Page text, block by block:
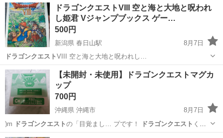
ドラゴンクエストVIII 空と海と大地と呪われ
し姫君 Vジャンプブックス ゲー…
500円
新潟県 春日山駅
8月7日
ドラゴンクエストVIII 空と海と大地と呪われし…
新潟 上越市 春日山駅 本/CD/DVD
【未開封・未使用】ドラゴンクエストマグカ
ップ
700円
沖縄県 沖縄市
8月7日
)m
ドラゴンクエストの「目覚まし… プです！ ドラゴンクエスト くじ
で当たっ…